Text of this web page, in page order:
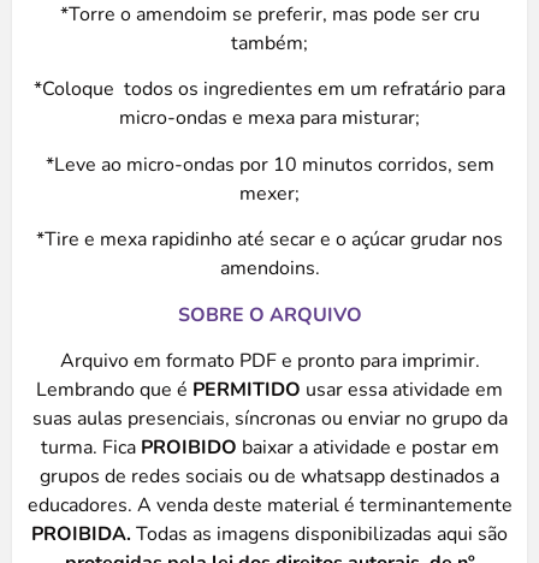
*Torre o amendoim se preferir, mas pode ser cru
também;
*Coloque todos os ingredientes em um refratário para
micro-ondas e mexa para misturar;
*Leve ao micro-ondas por 10 minutos corridos, sem
mexer;
*Tire e mexa rapidinho até secar e o açúcar grudar nos
amendoins.
SOBRE O ARQUIVO
Arquivo em formato PDF e pronto para imprimir.
Lembrando que é PERMITIDO usar essa atividade em
suas aulas presenciais, síncronas ou enviar no grupo da
turma. FicaPROIBIDO baixar a atividade e postar em
grupos de redes sociais ou de whatsapp destinados a
educadores. A venda deste material é terminantemente
PROIBIDA.Todas as imagens disponibilizadas aqui são